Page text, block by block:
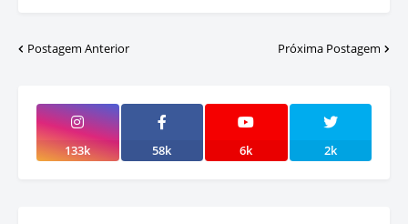
Postagem Anterior Próxima Postagem
133k 58k 6k 2k